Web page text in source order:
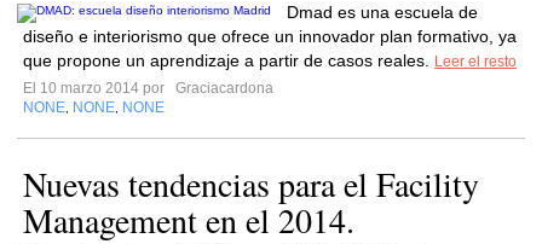
Dmad es una escuela de
diseño e interiorismo que ofrece un innovador plan formativo, ya
que propone un aprendizaje a partir de casos reales.
Leer el resto
El 10 marzo 2014 por
Graciacardona
NONE NONE NONE
Nuevas tendencias para el Facility
Management en el 2014.